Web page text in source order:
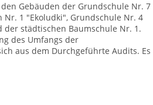
Gebäuden der Grundschule Nr. 7
1 "Ekoludki", Grundschule Nr. 4
der städtischen Baumschule Nr. 1.
des Umfangs der
aus dem Durchgeführte Audits. Es